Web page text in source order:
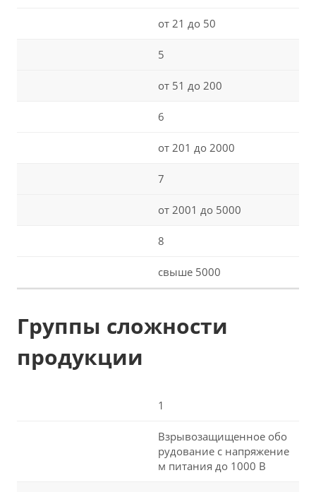
от 21 до 50
5
от 51 до 200
6
от 201 до 2000
7
от 2001 до 5000
8
свыше 5000
Группы сложности
продукции
1
Взрывозащищенное обо
рудование с напряжение
м питания до 1000 В